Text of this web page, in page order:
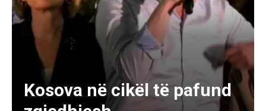
Kosova në cikël të pafund